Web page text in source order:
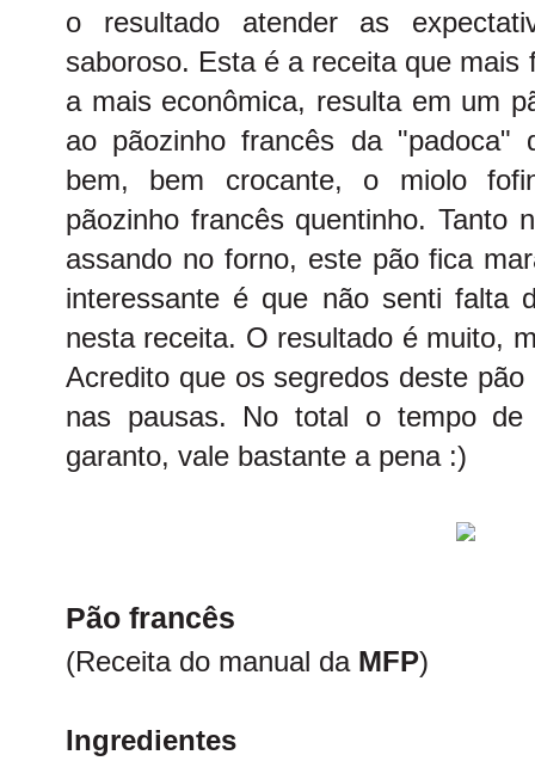
o resultado atender as
saboroso. Esta é a receita que mais
a mais econômica, resulta em um
ao pãozinho francês da "padoca"
bem, bem crocante, o miolo
pãozinho francês quentinho. Tanto
assando no forno, este pão fica
interessante é que não senti falta
nesta receita. O resultado é muito,
Acredito que os segredos deste
nas pausas. No total o tempo
garanto, vale bastante a pena :)
Pão francês
(Receita do manual da MFP)
Ingredientes